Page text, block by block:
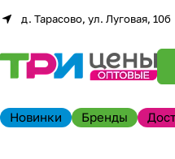
д. Тарасово, ул. Луговая, 10б
Новинки Бренды